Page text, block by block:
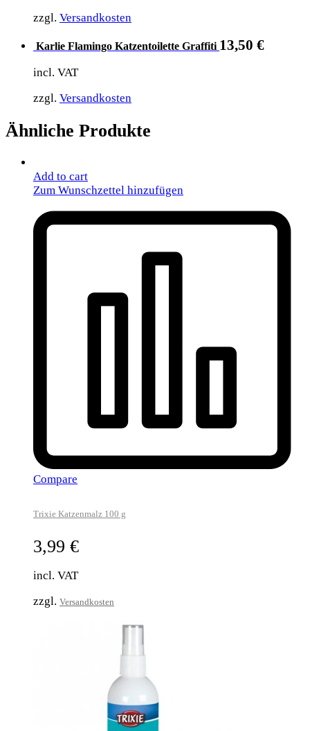
zzgl. Versandkosten
Karlie Flamingo Katzentoilette Graffiti 13,50 €
incl. VAT
zzgl. Versandkosten
Ähnliche Produkte
Add to cart
Zum Wunschzettel hinzufügen
Compare
Trixie Katzenmalz 100 g
3,99 €
incl. VAT
zzgl. Versandkosten